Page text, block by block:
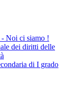
Noi ci siamo !
dei diritti delle
di I grado